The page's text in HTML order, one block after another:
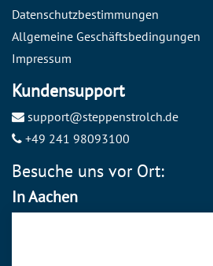
Besuche uns vor Ort:
In Aachen
Datenschutzbestimmungen
Allgemeine Geschäftsbedingungen
Impressum
Kundensupport
support@steppenstrolch.de
+49 241 98093100